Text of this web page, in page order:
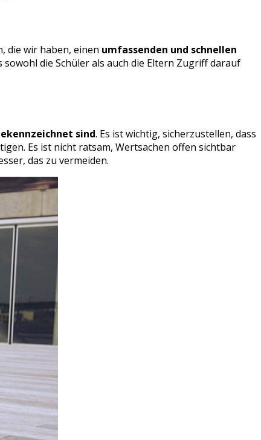
die wir haben, einen umfassenden und schnellen
sowohl die Schüler als auch die Eltern Zugriff darauf
sind. Es ist wichtig, sicherzustellen, dass
Es ist nicht ratsam, Wertsachen offen sichtbar
das zu vermeiden.